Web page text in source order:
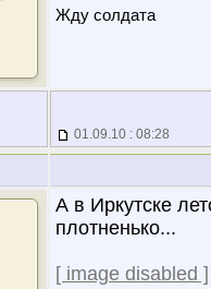
Жду солдата
01.09.10 : 08:28
А в Иркутске
плотненько...
[ image disabled ]